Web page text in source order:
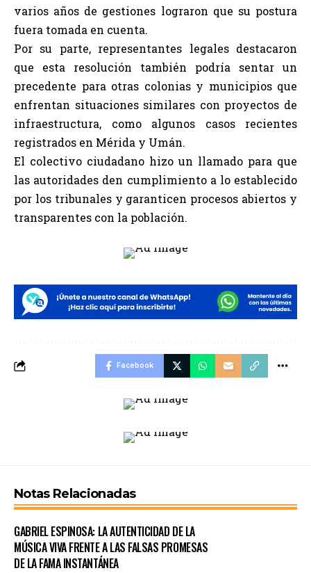
varios años de gestiones lograron que su postura
fuera tomada en cuenta.
Por su parte, representantes legales destacaron
que esta resolución también podría sentar un
precedente para otras colonias y municipios que
enfrentan situaciones similares con proyectos de
infraestructura, como algunos casos recientes
registrados en Mérida y Umán.
El colectivo ciudadano hizo un llamado para que
las autoridades den cumplimiento a lo establecido
por los tribunales y garanticen procesos abiertos y
transparentes con la población.
Facebook
Notas Relacionadas
GABRIEL ESPINOSA: LA AUTENTICIDAD DE LA
MÚSICA VIVA FRENTE A LAS FALSAS PROMESAS
DE LA FAMA INSTANTÁNEA